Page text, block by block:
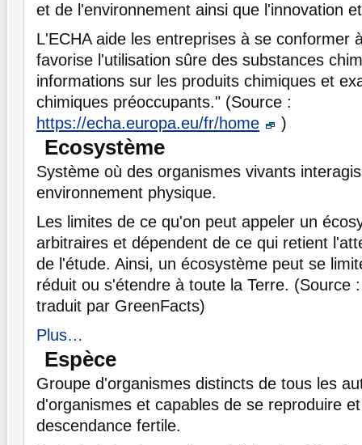
et de l'environnement ainsi que l'innovation
L'ECHA aide les entreprises à se conformer
favorise l'utilisation sûre des substances
informations sur les produits chimiques et
chimiques préoccupants." (Source :
https://echa.europa.eu/fr/home
)
Ecosystème
Système où des organismes vivants
environnement physique.
Les limites de ce qu'on peut appeler un
arbitraires et dépendent de ce qui retient
de l'étude. Ainsi, un écosystème peut se
réduit ou s'étendre à toute la Terre. (Source
traduit par GreenFacts)
Plus…
Espèce
Groupe d'organismes distincts de tous les
d'organismes et capables de se reproduire
descendance fertile.